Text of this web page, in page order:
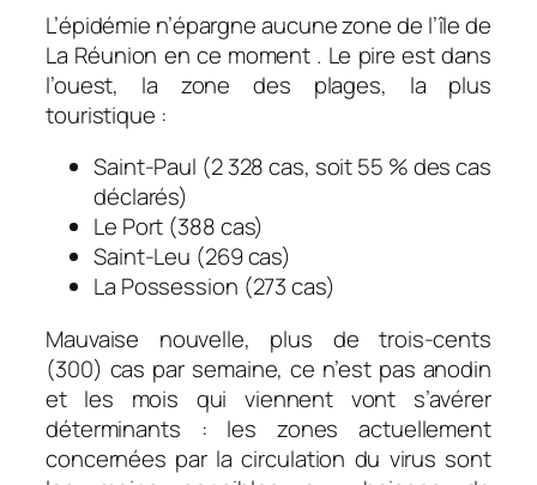
L’épidémie n’épargne aucune zone de l’île de
La Réunion en ce moment . Le pire est dans
l’ouest, la zone des plages, la plus
touristique :
Saint-Paul (2 328 cas, soit 55 % des cas
déclarés)
Le Port (388 cas)
Saint-Leu (269 cas)
La Possession (273 cas)
Mauvaise nouvelle, plus de trois-cents
(300) cas par semaine, ce n’est pas anodin
et les mois qui viennent vont s’avérer
déterminants : les zones actuellement
concernées par la circulation du virus sont